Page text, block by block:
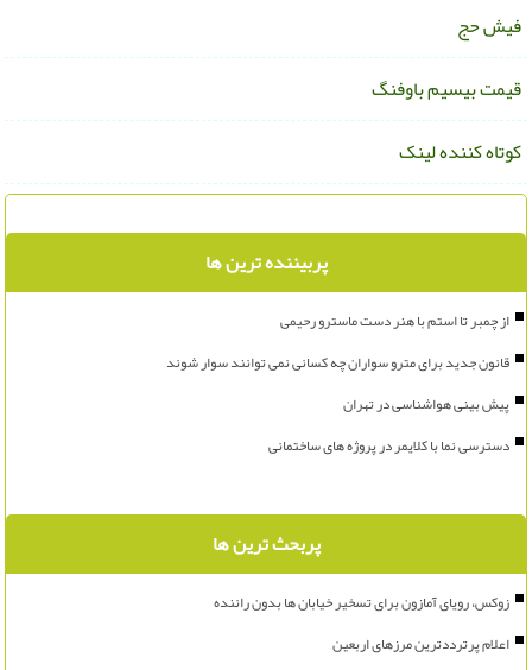
حج
بیسیم باوفنگ
کننده لینک
پربیننده ترین ها
از چمبر تا استم با هنر دست ماسترو رحیمی
قانون جدید برای مترو سواران چه کسانی نمی توانند سوار شوند
پیش بینی هواشناسی در تهران
دسترسی نما با کلایمر در پروژه های ساختمانی
پربحث ترین ها
زوکس، رویای آمازون برای تسخیر خیابان ها بدون راننده
اعلام پرترددترین مرزهای اربعین